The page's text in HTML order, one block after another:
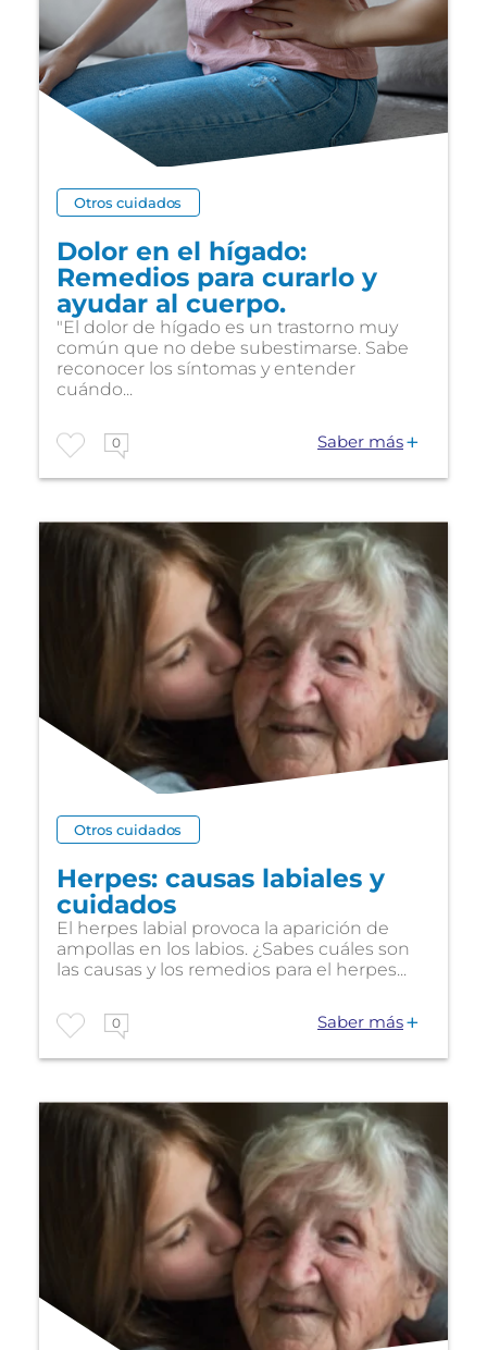
Otros cuidados
Dolor en el hígado:
Remedios para curarlo y
ayudar al cuerpo.
"El dolor de hígado es un trastorno muy
común que no debe subestimarse. Sabe
reconocer los síntomas y entender
cuándo...
0 Saber más
Otros cuidados
Herpes: causas labiales y
cuidados
El herpes labial provoca la aparición de
ampollas en los labios. ¿Sabes cuáles son
las causas y los remedios para el herpes...
0 Saber más